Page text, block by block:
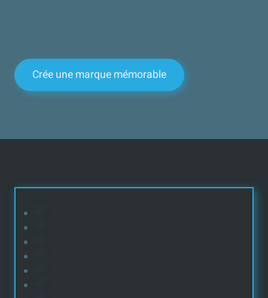
Crée une marque mémorable